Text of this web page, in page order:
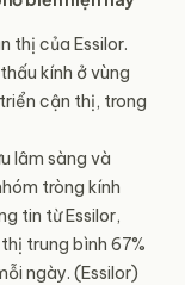
thị của Essilor.
kính ở vùng
cận thị, trong
lâm sàng và
tròng kính
tin từ Essilor,
trung bình 67%
ngày. (Essilor)